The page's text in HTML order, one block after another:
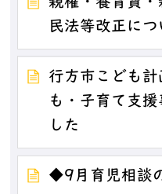
民法等改正につ
行方市こども
も・子育て支
した
◆9月育児相談